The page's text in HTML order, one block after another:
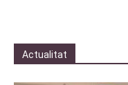
Actualitat